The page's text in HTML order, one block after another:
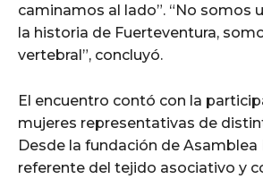
caminamos al lado”. “No somos
la historia de Fuerteventura,
vertebral”, concluyó.
El encuentro contó con la
mujeres representativas de
Desde la fundación de Asamblea
referente del tejido asociativo y